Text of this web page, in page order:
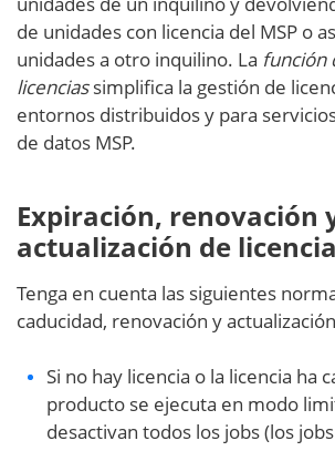
de unidades con licencia del MSP o
unidades a otro inquilino. La función
licenciassimplifica la gestión de
entornos distribuidos y para
de datos MSP.
Expiración, renovación
actualización de
Tenga en cuenta las siguientes
caducidad, renovación y
Si no hay licencia o la licencia ha
producto se ejecuta en modo
desactivan todos los jobs (los